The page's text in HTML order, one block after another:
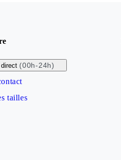
(00h-24h)
tailles